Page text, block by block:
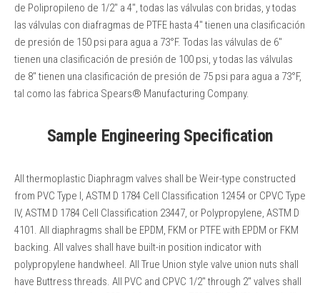
de Polipropileno de 1/2″ a 4″, todas las válvulas con bridas, y todas
las válvulas con diafragmas de PTFE hasta 4″ tienen una clasificación
de presión de 150 psi para agua a 73°F. Todas las válvulas de 6″
tienen una clasificación de presión de 100 psi, y todas las válvulas
de 8″ tienen una clasificación de presión de 75 psi para agua a 73°F,
tal como las fabrica Spears® Manufacturing Company.
Sample Engineering Specification
All thermoplastic Diaphragm valves shall be Weir-type constructed
from PVC Type I, ASTM D 1784 Cell Classification 12454 or CPVC Type
IV, ASTM D 1784 Cell Classification 23447, or Polypropylene, ASTM D
4101. All diaphragms shall be EPDM, FKM or PTFE with EPDM or FKM
backing. All valves shall have built-in position indicator with
polypropylene handwheel. All True Union style valve union nuts shall
have Buttress threads. All PVC and CPVC 1/2″ through 2″ valves shall